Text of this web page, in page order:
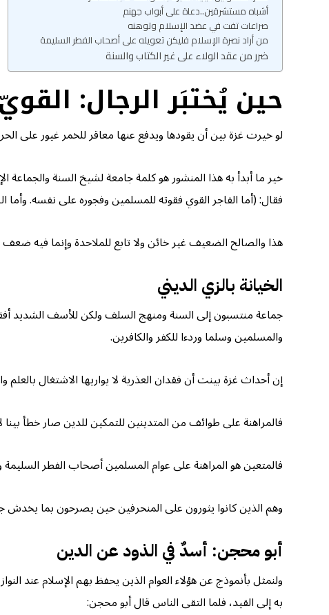
أشباه مستشرقين..دعاة على أبواب جهنم
صراعات تفت في عضد الإسلام وتوهنه
من أراد نصرة الإسلام فليكن تعويله على أصحاب الفطر السليمة
ضرر من عقد الولاء على غير الكتاب والسنة
حين يُختبَر الرجال:
لو خيرت غزة بين أن يقودها ويدفع عنها معاقر للخمر غيور على
خير ما أبدأ به هذا المنشور هو كلمة جامعة لشيخ السنة
فقال: (أما الفاجر القوي فقوته للمسلمين وفجوره على نفسه.
هذا والصالح الضعيف غير خائن ولا تابع للملاحدة وإنما فيه
الخيانة بالزي الديني
جماعة منتسبون إلى السنة ومنهج السلف ولكن للأسف الشديد
والمسلمين وسلما وردءا للكفر والكافرين.
إن أحداث غزة بينت أن فقدان العذرية لا يواريها الاشتغال
فالمراهنة على طوائف من المتدينين للتمكين للدين صار خطأ
فالمتعين هو المراهنة على عوام المسلمين أصحاب الفطر
وهم الذين كانوا يثورون على المنحرفين حين يصرحون بما يخدش
أبو محجن: أسدٌ في الذود عن الدين
ولنمثل بأنموذج عن هؤلاء العوام الذين يحفظ بهم الإسلام عند
به إلى القيد، فلما التقى الناس قال أبو محجن: